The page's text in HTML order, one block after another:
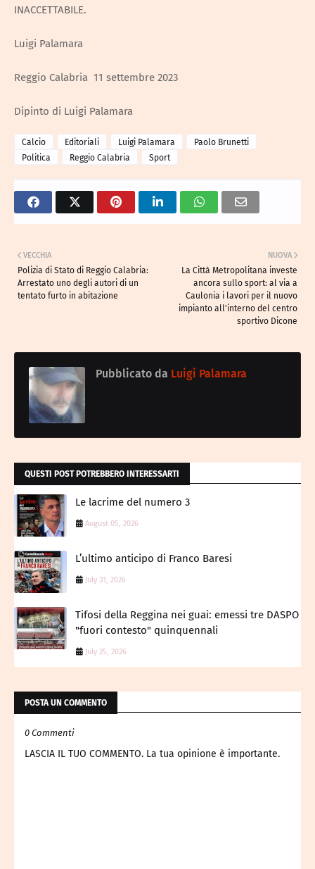
INACCETTABILE.
Luigi Palamara
Reggio Calabria 11 settembre 2023
Dipinto di Luigi Palamara
Calcio Editoriali Luigi Palamara
Paolo Brunetti
Politica
Reggio Calabria Sport
NUOVA
La Città Metropolitana investe
ancora sullo sport: al via a
Caulonia i lavori per il nuovo
impianto all'interno del centro
sportivo Dicone
VECCHIA
Polizia di Stato di Reggio Calabria:
Arrestato uno degli autori di un
tentato furto in abitazione
Pubblicato da Luigi Palamara
QUESTI POST POTREBBERO INTERESSARTI
Le lacrime del numero 3
August 05, 2026
L’ultimo anticipo di Franco Baresi
July 31, 2026
Tifosi della Reggina nei guai: emessi tre DASPO
"fuori contesto" quinquennali
July 25, 2026
POSTA UN COMMENTO
0 Commenti
LASCIA IL TUO COMMENTO. La tua opinione è importante.